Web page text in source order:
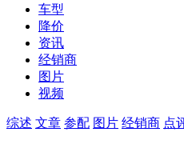
车型
降价
资讯
经销商
图片
视频
综述 文章 参配 图片 经销商 点